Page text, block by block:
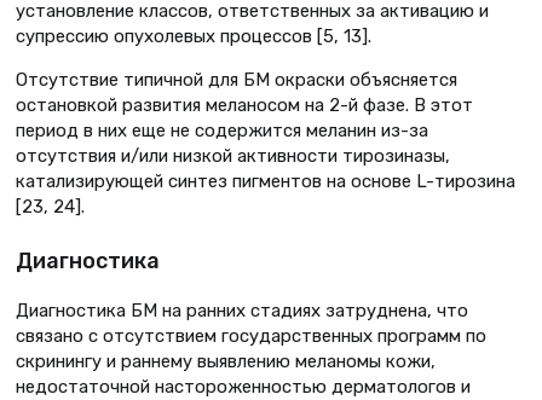
установление классов, ответственных за активацию и
супрессию опухолевых процессов [5, 13].
Отсутствие типичной для БМ окраски объясняется
остановкой развития меланосом на 2-й фазе. В этот
период в них еще не содержится меланин из-за
отсутствия и/или низкой активности тирозиназы,
катализирующей синтез пигментов на основе L-тирозина
[23, 24].
Диагностика
Диагностика БМ на ранних стадиях затруднена, что
связано с отсутствием государственных программ по
скринингу и раннему выявлению меланомы кожи,
недостаточной настороженностью дерматологов и